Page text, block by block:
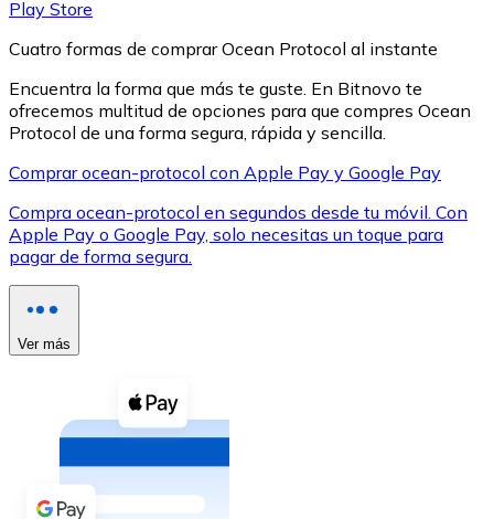
XRP
XRP
Ver todo
Compra criptomonedas con efectivo en tu tienda más
Comprar con efectivo
Transferencia SEPA
Play Store
Cuatro formas de comprar Ocean Protocol al instante
Encuentra la forma que más te guste. En Bitnovo te
ofrecemos multitud de opciones para que compres Ocean
Protocol de una forma segura, rápida y sencilla.
Comprar ocean-protocol con Apple Pay y Google Pay
Compra ocean-protocol en segundos desde tu móvil. Con
Apple Pay o Google Pay, solo necesitas un toque para
pagar de forma segura.
Ver más